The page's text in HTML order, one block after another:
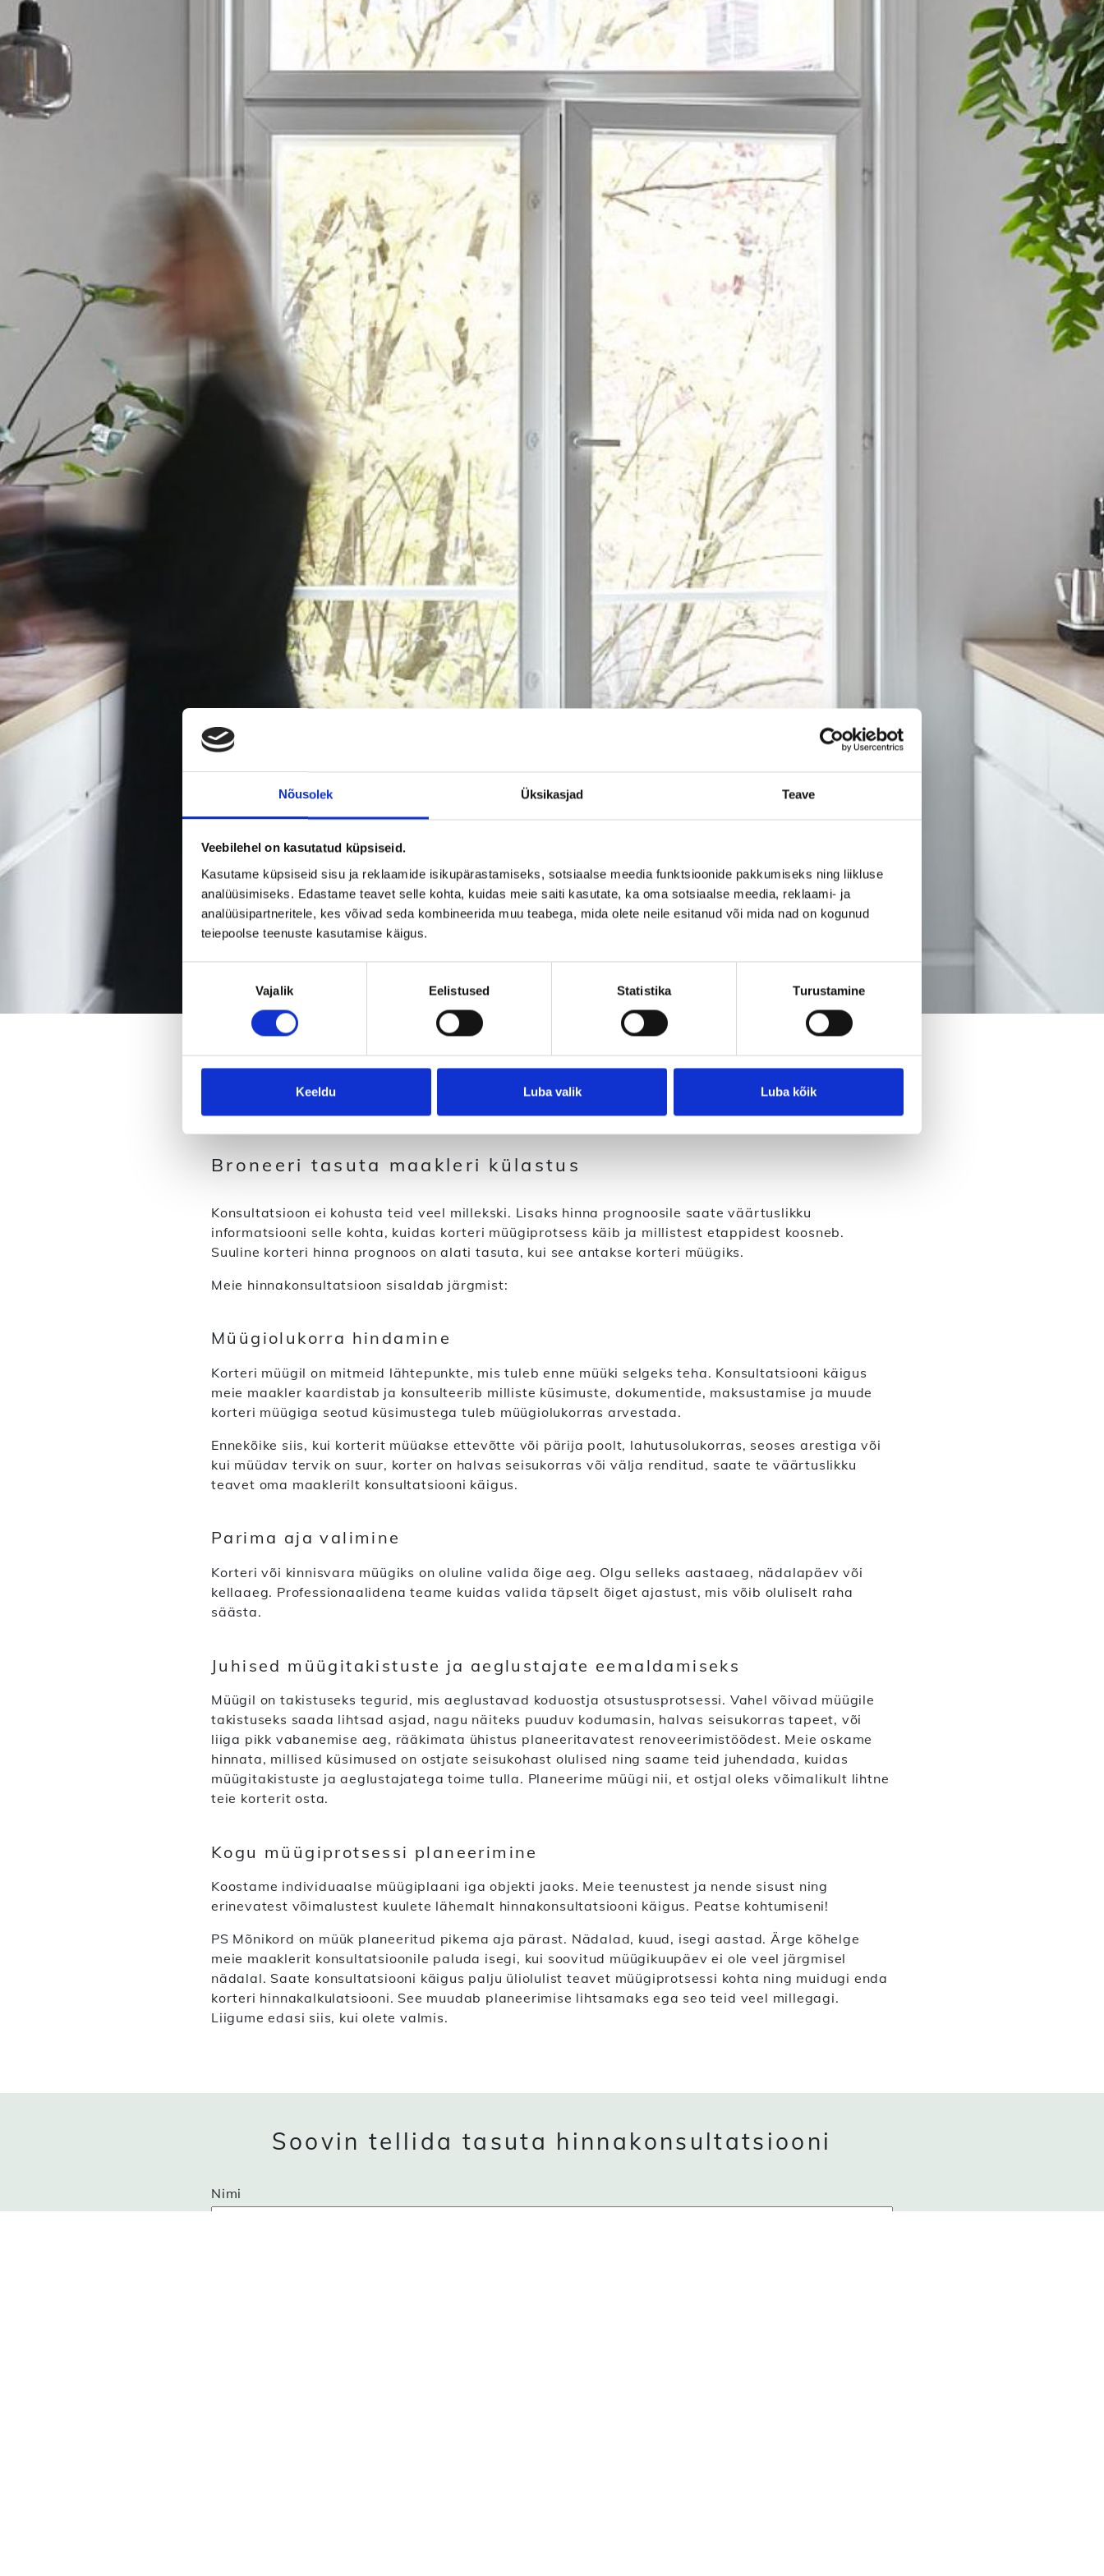
Nõusolek Üksikasjad Teave
Veebilehel on kasutatud küpsiseid.
Kasutame küpsiseid sisu ja reklaamide isikupärastamiseks, sotsiaalse meedia funktsioonide pakkumiseks ning liikluse
analüüsimiseks. Edastame teavet selle kohta, kuidas meie saiti kasutate, ka oma sotsiaalse meedia, reklaami- ja
analüüsipartneritele, kes võivad seda kombineerida muu teabega, mida olete neile esitanud või mida nad on kogunud
teiepoolse teenuste kasutamise käigus.
Vajalik Eelistused Statistika Turustamine
Keeldu Luba valik Luba kõik
Kinnisvara müük algab siis, kui tellite korteri
hinna konsultatsiooni!
Broneeri tasuta maakleri külastus
Konsultatsioon ei kohusta teid veel millekski. Lisaks hinna prognoosile saate väärtuslikku
informatsiooni selle kohta, kuidas korteri müügiprotsess käib ja millistest etappidest koosneb.
Suuline korteri hinna prognoos on alati tasuta, kui see antakse korteri müügiks.
Meie hinnakonsultatsioon sisaldab järgmist:
Müügiolukorra hindamine
Korteri müügil on mitmeid lähtepunkte, mis tuleb enne müüki selgeks teha. Konsultatsiooni käigus
meie maakler kaardistab ja konsulteerib milliste küsimuste, dokumentide, maksustamise ja muude
korteri müügiga seotud küsimustega tuleb müügiolukorras arvestada.
Ennekõike siis, kui korterit müüakse ettevõtte või pärija poolt, lahutusolukorras, seoses arestiga või
kui müüdav tervik on suur, korter on halvas seisukorras või välja renditud, saate te väärtuslikku
teavet oma maaklerilt konsultatsiooni käigus.
Parima aja valimine
Korteri või kinnisvara müügiks on oluline valida õige aeg. Olgu selleks aastaaeg, nädalapäev või
kellaaeg. Professionaalidena teame kuidas valida täpselt õiget ajastust, mis võib oluliselt raha
säästa.
Juhised müügitakistuste ja aeglustajate eemaldamiseks
Müügil on takistuseks tegurid, mis aeglustavad koduostja otsustusprotsessi. Vahel võivad müügile
takistuseks saada lihtsad asjad, nagu näiteks puuduv kodumasin, halvas seisukorras tapeet, või
liiga pikk vabanemise aeg, rääkimata ühistus planeeritavatest renoveerimistöödest. Meie oskame
hinnata, millised küsimused on ostjate seisukohast olulised ning saame teid juhendada, kuidas
müügitakistuste ja aeglustajatega toime tulla. Planeerime müügi nii, et ostjal oleks võimalikult lihtne
teie korterit osta.
Kogu müügiprotsessi planeerimine
Koostame individuaalse müügiplaani iga objekti jaoks. Meie teenustest ja nende sisust ning
erinevatest võimalustest kuulete lähemalt hinnakonsultatsiooni käigus. Peatse kohtumiseni!
PS Mõnikord on müük planeeritud pikema aja pärast. Nädalad, kuud, isegi aastad. Ärge kõhelge
meie maaklerit konsultatsioonile paluda isegi, kui soovitud müügikuupäev ei ole veel järgmisel
nädalal. Saate konsultatsiooni käigus palju üliolulist teavet müügiprotsessi kohta ning muidugi enda
korteri hinnakalkulatsiooni. See muudab planeerimise lihtsamaks ega seo teid veel millegagi.
Liigume edasi siis, kui olete valmis.
Soovin tellida tasuta hinnakonsultatsiooni
Nimi